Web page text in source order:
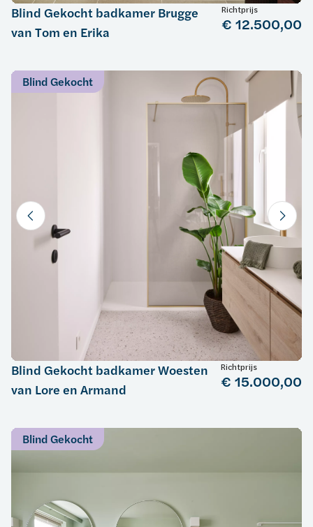
Blind Gekocht badkamer Brugge
van Tom en Erika
Richtprijs
€ 12.500,00
Blind Gekocht
Blind Gekocht badkamer Woesten
van Lore en Armand
Richtprijs
€ 15.000,00
Blind Gekocht